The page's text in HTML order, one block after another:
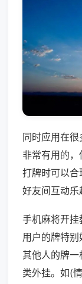
同时应用在
非常有用的
打牌时可以
好友间互动乐
手机麻将开
用户的牌特
其他人的牌
类外挂。如(